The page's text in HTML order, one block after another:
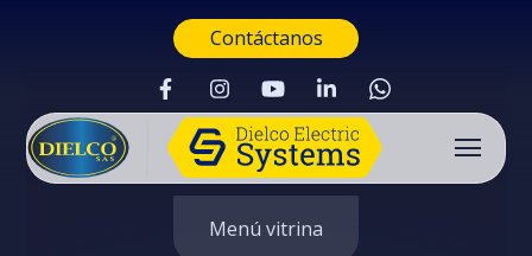
Contáctanos
Menú vitrina